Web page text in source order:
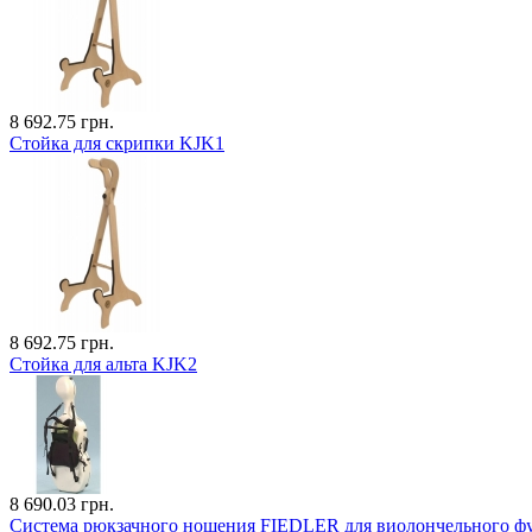
8 692.75 грн.
Стойка для скрипки KJK1
8 692.75 грн.
Стойка для альта KJK2
8 690.03 грн.
Система рюкзачного ношения FIEDLER для виолончельного